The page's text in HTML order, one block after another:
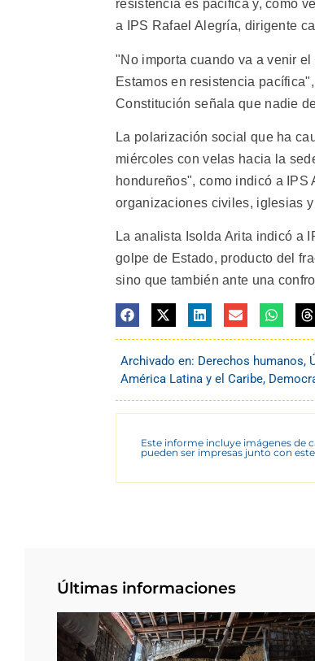
resistencia es pacífica y, como
a IPS Rafael Alegría, dirigente
"No importa cuando va a venir
Estamos en resistencia
Constitución señala que nadie
La polarización social que ha
miércoles con velas hacia la
hondureños", como indicó a
organizaciones civiles, iglesias
La analista Isolda Arita indicó a
golpe de Estado, producto del
sino que también ante una
Archivado en: Derechos humanos,
América Latina y el Caribe,
Este informe incluye imágenes de
pueden ser impresas junto con
Últimas informaciones